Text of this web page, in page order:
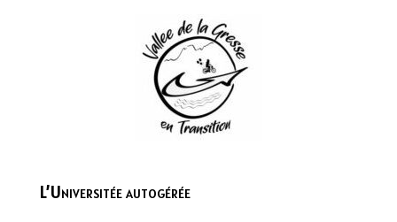
L’Universitée autogérée